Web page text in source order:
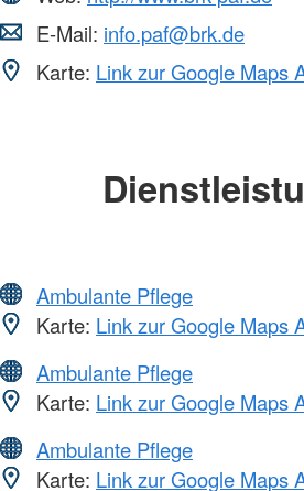
E-Mail: info.paf@brk.de
Karte: Link zur Google Maps
Ambulante Pflege
Karte: Link zur Google Maps
Ambulante Pflege
Karte: Link zur Google Maps
Ambulante Pflege
Karte: Link zur Google Maps